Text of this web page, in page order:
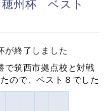
穂州杯 ベスト
が終了しました
で筑西市拠点校と対戦
ので、ベスト８でした